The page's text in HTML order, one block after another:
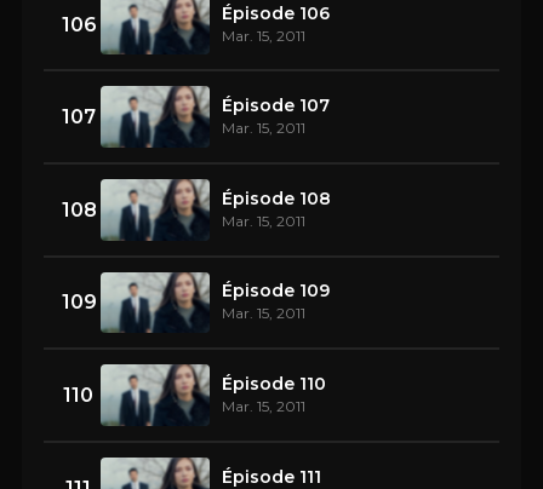
106 Épisode 106
Mar. 15, 2011
107 Épisode 107
Mar. 15, 2011
108 Épisode 108
Mar. 15, 2011
109 Épisode 109
Mar. 15, 2011
110 Épisode 110
Mar. 15, 2011
Épisode 111